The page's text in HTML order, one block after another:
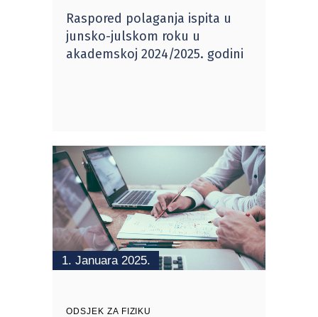
Raspored polaganja ispita u
junsko-julskom roku u
akademskoj 2024/2025. godini
1. Januara 2025.
ODSJEK ZA FIZIKU